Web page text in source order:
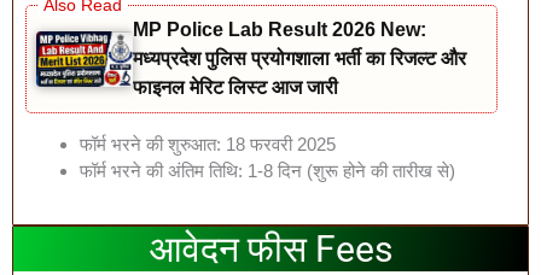
MP Police Lab Result 2026 New:
मध्यप्रदेश पुलिस प्रयोगशाला भर्ती का रिजल्ट और
फाइनल मेरिट लिस्ट आज जारी
फॉर्म भरने की शुरुआत: 18 फरवरी 2025
फॉर्म भरने की अंतिम तिथि: 1-8 दिन (शुरू होने की तारीख से)
आवेदन फीस Fees